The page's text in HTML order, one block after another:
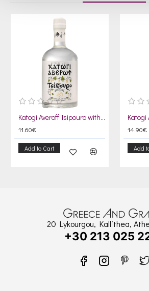
Katogi Averoff Tsipouro without anise 500ml
11.60€
Add to Cart
14.90€
Add
20 Lykourgou, Kallithea,
+30 213 025